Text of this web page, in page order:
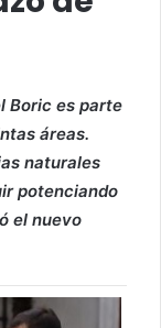
Boric es parte
áreas.
naturales
potenciando
el nuevo